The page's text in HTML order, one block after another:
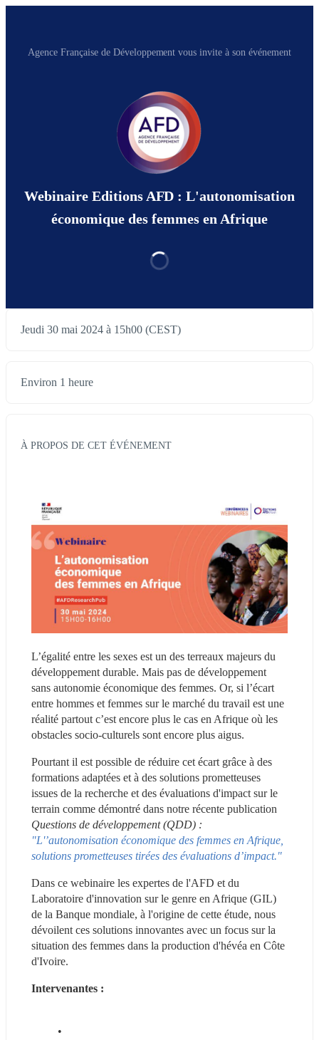
Agence Française de Développement vous invite à son événement
Webinaire Editions AFD : L'autonomisation
économique des femmes en Afrique
Jeudi 30 mai 2024 à 15h00 (CEST)
Environ 1 heure
À PROPOS DE CET ÉVÉNEMENT
L’égalité entre les sexes est un des terreaux majeurs du
développement durable. Mais pas de développement
sans autonomie économique des femmes. Or, si l’écart
entre hommes et femmes sur le marché du travail est une
réalité partout c’est encore plus le cas en Afrique où les
obstacles socio-culturels sont encore plus aigus.
Pourtant il est possible de réduire cet écart grâce à des
formations adaptées et à des solutions prometteuses
issues de la recherche et des évaluations d'impact sur le
"L'’autonomisation économique des femmes en Afrique,
solutions prometteuses tirées des évaluations d’impact."
Dans ce webinaire les expertes de l'AFD et du
Laboratoire d'innovation sur le genre en Afrique (GIL)
de la Banque mondiale, à l'origine de cette étude, nous
dévoilent ces solutions innovantes avec un focus sur la
situation des femmes dans la production d'hévéa en Côte
d'Ivoire.
Intervenantes :